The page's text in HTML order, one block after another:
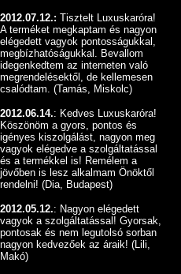
2012.07.12.: Tisztelt Luxuskaróra!
A terméket megkaptam és nagyon
elégedett vagyok pontosságukkal,
megbízhatóságukkal. Bevallom
idegenkedtem az interneten való
megrendelésektől, de kellemesen
csalódtam. (Tamás, Miskolc)
2012.06.14.: Kedves Luxuskaróra!
Köszönöm a gyors, pontos és
igényes kiszolgálást, nagyon meg
vagyok elégedve a szolgáltatással
és a termékkel is! Remélem a
jövőben is lesz alkalmam Önöktől
rendelni! (Dia, Budapest)
2012.05.12.: Nagyon elégedett
vagyok a szolgáltatással! Gyorsak,
pontosak és nem legutolsó sorban
nagyon kedvezőek az áraik! (Lili,
Makó)